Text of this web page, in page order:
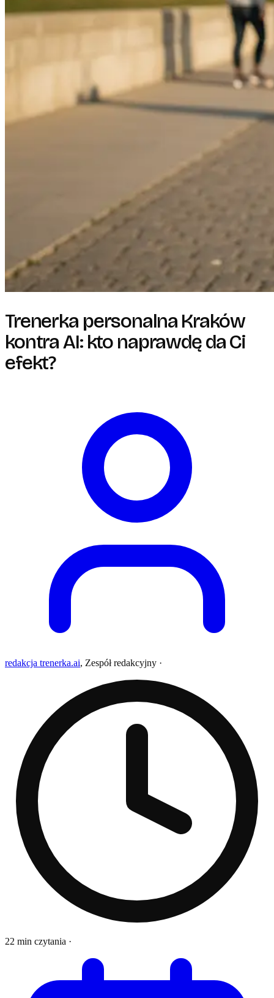
Trenerka personalna Kraków
kontra AI: kto naprawdę da Ci
efekt?
redakcja trenerka.ai, Zespół redakcyjny ·
22 min czytania ·